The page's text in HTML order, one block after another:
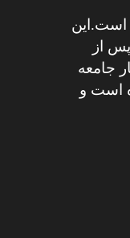
۱۳۹۴ شروع به فعالیت نموده است.این
از
جامعه
است و